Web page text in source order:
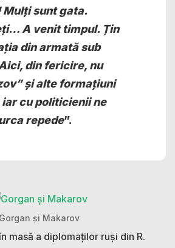
sunt gata.
A venit timpul. Țin
din armată sub
din fericire, nu
și alte formațiuni
cu politicienii ne
repede”.
Gorgan și Makarov
masă a diplomaților ruși din R.